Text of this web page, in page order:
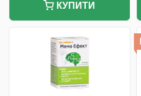
КУПИТИ